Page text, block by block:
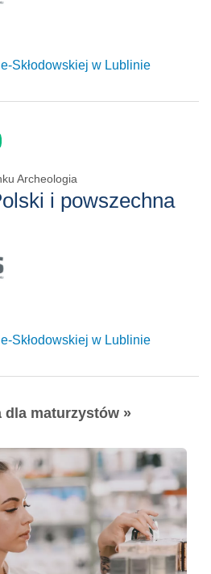
Skłodowskiej w Lublinie
Archeologia
i powszechna
Skłodowskiej w Lublinie
dla maturzystów »